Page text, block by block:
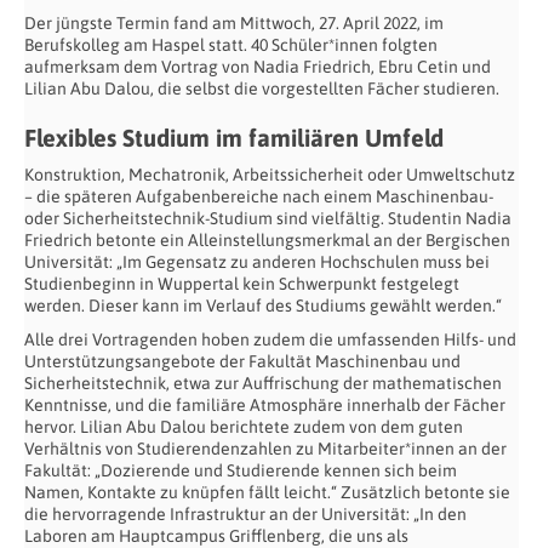
Der jüngste Termin fand am Mittwoch, 27. April 2022, im
Berufskolleg am Haspel statt. 40 Schüler*innen folgten
aufmerksam dem Vortrag von Nadia Friedrich, Ebru Cetin und
Lilian Abu Dalou, die selbst die vorgestellten Fächer studieren.
Flexibles Studium im familiären Umfeld
Konstruktion, Mechatronik, Arbeitssicherheit oder Umweltschutz
– die späteren Aufgabenbereiche nach einem Maschinenbau-
oder Sicherheitstechnik-Studium sind vielfältig. Studentin Nadia
Friedrich betonte ein Alleinstellungsmerkmal an der Bergischen
Universität: „Im Gegensatz zu anderen Hochschulen muss bei
Studienbeginn in Wuppertal kein Schwerpunkt festgelegt
werden. Dieser kann im Verlauf des Studiums gewählt werden.“
Alle drei Vortragenden hoben zudem die umfassenden Hilfs- und
Unterstützungsangebote der Fakultät Maschinenbau und
Sicherheitstechnik, etwa zur Auffrischung der mathematischen
Kenntnisse, und die familiäre Atmosphäre innerhalb der Fächer
hervor. Lilian Abu Dalou berichtete zudem von dem guten
Verhältnis von Studierendenzahlen zu Mitarbeiter*innen an der
Fakultät: „Dozierende und Studierende kennen sich beim
Namen, Kontakte zu knüpfen fällt leicht.“ Zusätzlich betonte sie
die hervorragende Infrastruktur an der Universität: „In den
Laboren am Hauptcampus Grifflenberg, die uns als